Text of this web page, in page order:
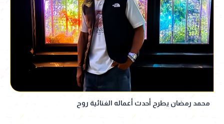
محمد رمضان يطرح أحدث أعماله الغنائية روح